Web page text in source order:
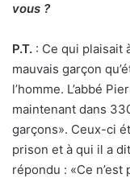
vous ?
P.T. : Ce qui plaisait
mauvais garçon
l’homme. L’abbé
maintenant dans
garçons». Ceux-ci
prison et à qui il a
répondu : «Ce